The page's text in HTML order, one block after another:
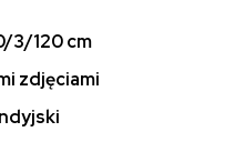
3/120 cm
zdjęciami